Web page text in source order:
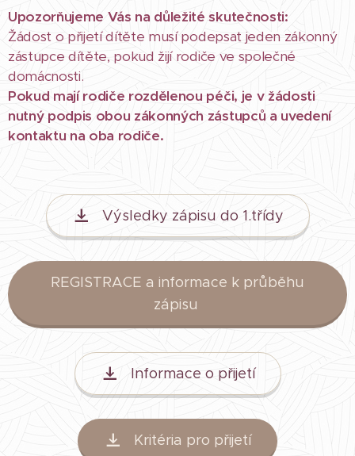
Upozorňujeme Vás na důležité skutečnosti:
Žádost o přijetí dítěte musí podepsat jeden zákonný
zástupce dítěte, pokud žijí rodiče ve společné
domácnosti.
Pokud mají rodiče rozdělenou péči, je v žádosti
nutný podpis obou zákonných zástupců a uvedení
kontaktu na oba rodiče.
Výsledky zápisu do 1.třídy
REGISTRACE a informace k průběhu
zápisu
Informace o přijetí
Kritéria pro přijetí